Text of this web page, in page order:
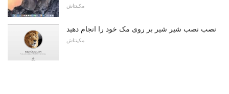
مکینتاش
نصب نصب شیر شیر بر روی مک خود را انجام دهید
مکینتاش